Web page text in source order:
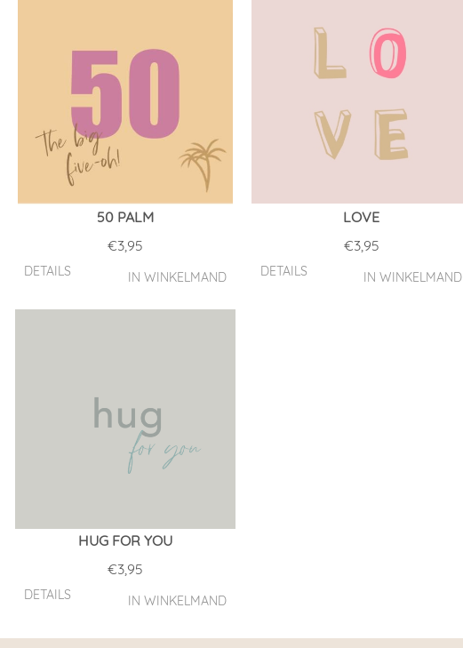
50 PALM
€3,95
DETAILS IN WINKELMAND
LOVE
€3,95
DETAILS IN WINKELMAND
HUG FOR YOU
€3,95
DETAILS IN WINKELMAND